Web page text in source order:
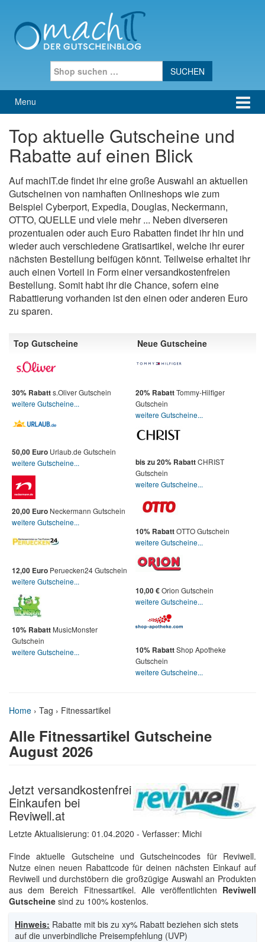
Menu
Top aktuelle Gutscheine und
Rabatte auf einen Blick
Auf machIT.de findet ihr eine große Auswahl an aktuellen
Gutscheinen von namhaften Onlineshops wie zum
Beispiel Cyberport, Expedia, Douglas, Neckermann,
OTTO, QUELLE und viele mehr ... Neben diverseren
prozentualen oder auch Euro Rabatten findet ihr hin und
wieder auch verschiedene Gratisartikel, welche ihr eurer
nächsten Bestellung beifügen könnt. Teilweise erhaltet ihr
auch einen Vorteil in Form einer versandkostenfreien
Bestellung. Somit habt ihr die Chance, sofern eine
Rabattierung vorhanden ist den einen oder anderen Euro
zu sparen.
Top Gutscheine
30% Rabatts.Oliver Gutschein
weitere Gutscheine...
50,00 Euro Urlaub.de Gutschein
weitere Gutscheine...
20,00 Euro Neckermann Gutschein
weitere Gutscheine...
12,00 Euro Peruecken24 Gutschein
weitere Gutscheine...
10% Rabatt MusicMonster
Gutschein
weitere Gutscheine...
Neue Gutscheine
20% RabattTommy-Hilfiger
Gutschein
weitere Gutscheine...
bis zu 20% RabattCHRIST
Gutschein
weitere Gutscheine...
10% RabattOTTO Gutschein
weitere Gutscheine...
10,00 €Orion Gutschein
weitere Gutscheine...
10% RabattShop Apotheke
Gutschein
weitere Gutscheine...
Home › Tag › Fitnessartikel
Alle Fitnessartikel Gutscheine
August 2026
Jetzt versandkostenfrei
Einkaufen bei
Reviwell.at
Letzte Aktualisierung: 01.04.2020 - Verfasser: Michi
Finde aktuelle Gutscheine und Gutscheincodes für Reviwell.
Nutze einen neuen Rabattcode für deinen nächsten Einkauf auf
Reviwell und durchstöbern die großzügige Auswahl an Produkten
aus dem Bereich Fitnessartikel. Alle veröffentlichten Reviwell
Gutscheine sind zu 100% kostenlos.
Hinweis: Rabatte mit bis zu xy% Rabatt beziehen sich stets
auf die unverbindliche Preisempfehlung (UVP)